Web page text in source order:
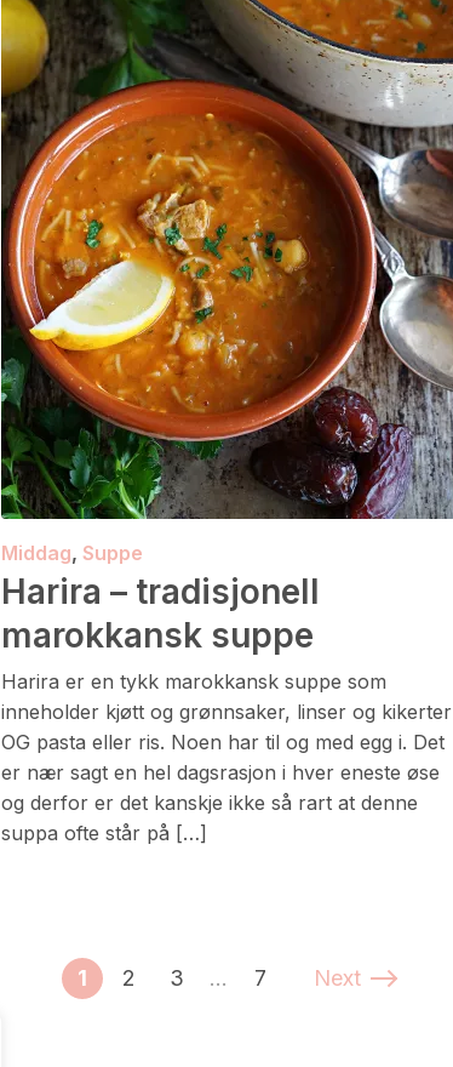
Middag, Suppe
Harira – tradisjonell
marokkansk suppe
Harira er en tykk marokkansk suppe som
inneholder kjøtt og grønnsaker, linser og kikerter
OG pasta eller ris. Noen har til og med egg i. Det
er nær sagt en hel dagsrasjon i hver eneste øse
og derfor er det kanskje ikke så rart at denne
suppa ofte står på […]
1 2 3 … 7 Next